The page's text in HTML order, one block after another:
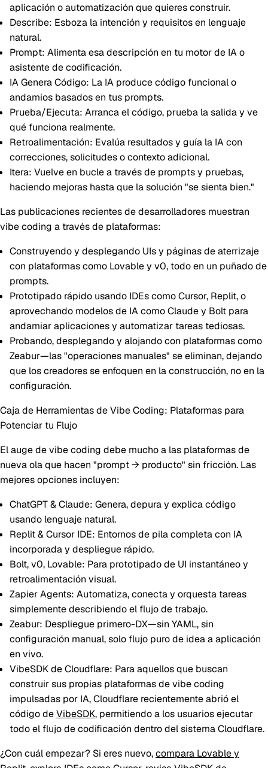
aplicación o automatización que quieres construir.
Describe: Esboza la intención y requisitos en lenguaje
natural.
Prompt: Alimenta esa descripción en tu motor de IA o
asistente de codificación.
IA Genera Código: La IA produce código funcional o
andamios basados en tus prompts.
Prueba/Ejecuta: Arranca el código, prueba la salida y ve
qué funciona realmente.
Retroalimentación: Evalúa resultados y guía la IA con
correcciones, solicitudes o contexto adicional.
Itera: Vuelve en bucle a través de prompts y pruebas,
haciendo mejoras hasta que la solución "se sienta bien."
Las publicaciones recientes de desarrolladores muestran
vibe coding a través de plataformas:
Construyendo y desplegando UIs y páginas de aterrizaje
con plataformas como Lovabley v0, todo en un puñado de
prompts.
Prototipado rápido usando IDEs comoCursor, Replit, o
aprovechando modelos de IA comoClaudey Bolt para
andamiar aplicaciones y automatizar tareas tediosas.
Probando, desplegando y alojando con plataformas como
Zeabur—las "operaciones manuales" se eliminan, dejando
que los creadores se enfoquen en la construcción, no en la
configuración.
Caja de Herramientas de Vibe Coding: Plataformas para
Potenciar tu Flujo
El auge de vibe coding debe mucho a las plataformas de
nueva ola que hacen "prompt → producto" sin fricción. Las
mejores opciones incluyen:
ChatGPT & Claude: Genera, depura y explica código
usando lenguaje natural.
Replit & Cursor IDE: Entornos de pila completa con IA
incorporada y despliegue rápido.
Bolt, v0, Lovable: Para prototipado de UI instantáneo y
retroalimentación visual.
Zapier Agents: Automatiza, conecta y orquesta tareas
simplemente describiendo el flujo de trabajo.
Zeabur: Despliegue primero-DX—sin YAML, sin
configuración manual, solo flujo puro de idea a aplicación
en vivo.
VibeSDK de Cloudflare: Para aquellos que buscan
construir sus propias plataformas de vibe coding
impulsadas por IA, Cloudflare recientemente abrió el
código deVibeSDK, permitiendo a los usuarios ejecutar
todo el flujo de codificación dentro del sistema Cloudflare.
¿Con cuál empezar? Si eres nuevo,compara Lovable y